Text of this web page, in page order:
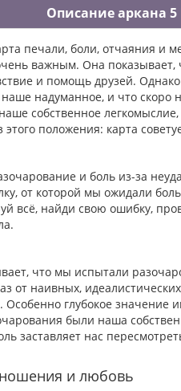
Описание аркана 5
печали, боли, отчаяния
важным. Она
и помощь друзей.
надуманное, и что скоро
собственное
положения: карта
и боль из-за
от которой мы ожидали
всё, найди свою ошибку,
что мы испытали
от наивных,
глубокое значение
были наша
заставляет нас
и любовь